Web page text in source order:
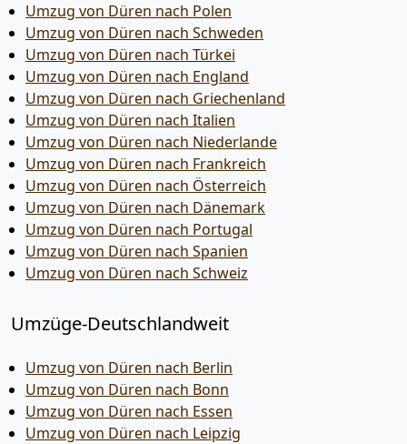
Umzug von Düren nach Polen
Umzug von Düren nach Schweden
Umzug von Düren nach Türkei
Umzug von Düren nach England
Umzug von Düren nach Griechenland
Umzug von Düren nach Italien
Umzug von Düren nach Niederlande
Umzug von Düren nach Frankreich
Umzug von Düren nach Österreich
Umzug von Düren nach Dänemark
Umzug von Düren nach Portugal
Umzug von Düren nach Spanien
Umzug von Düren nach Schweiz
Umzüge-Deutschlandweit
Umzug von Düren nach Berlin
Umzug von Düren nach Bonn
Umzug von Düren nach Essen
Umzug von Düren nach Leipzig